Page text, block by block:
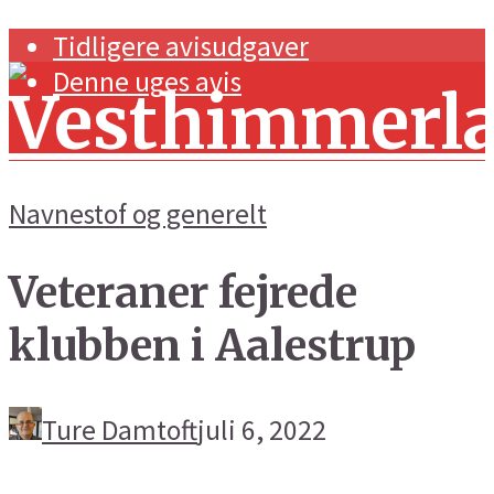
Tidligere avisudgaver
Denne uges avis
Forside
Navnestof og generelt
Kunst og kultur
Navnestof og generelt
Veteraner fejrede
klubben i Aalestrup
Ture Damtoftjuli 6, 2022